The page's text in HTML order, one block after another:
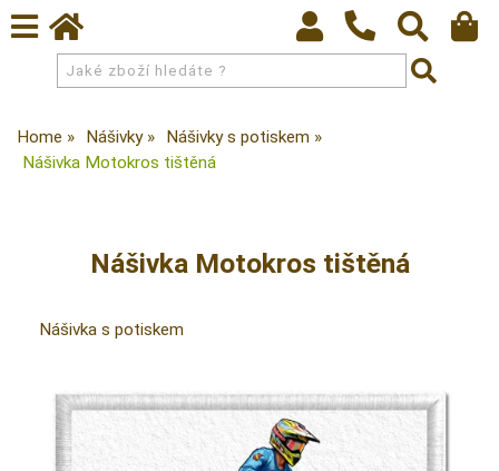
Home Nášivky
Nášivky s potiskem
Nášivka Motokros tištěná
Nášivka Motokros tištěná
Nášivka s potiskem